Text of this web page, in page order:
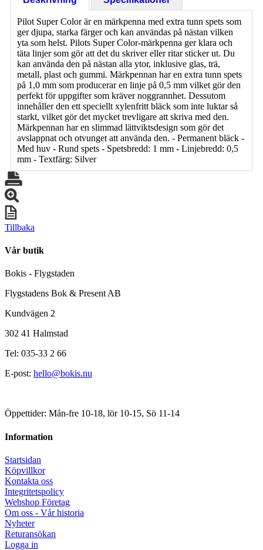
Pilot Super Color är en märkpenna med extra tunn spets som
ger djupa, starka färger och kan användas på nästan vilken
yta som helst. Pilots Super Color-märkpenna ger klara och
täta linjer som gör att det du skriver eller ritar sticker ut. Du
kan använda den på nästan alla ytor, inklusive glas, trä,
metall, plast och gummi. Märkpennan har en extra tunn spets
på 1,0 mm som producerar en linje på 0,5 mm vilket gör den
perfekt för uppgifter som kräver noggrannhet. Dessutom
innehåller den ett speciellt xylenfritt bläck som inte luktar så
starkt, vilket gör det mycket trevligare att skriva med den.
Märkpennan har en slimmad lättviktsdesign som gör det
avslappnat och otvunget att använda den. - Permanent bläck -
Med huv - Rund spets - Spetsbredd: 1 mm - Linjebredd: 0,5
mm - Textfärg: Silver
Tillbaka
Vår butik
Bokis - Flygstaden
Flygstadens Bok & Present AB
Kundvägen 2
302 41 Halmstad
Tel: 035-33 2 66
E-post: hello@bokis.nu
Öppettider: Mån-fre 10-18, lör 10-15, Sö 11-14
Information
Startsidan
Köpvillkor
Kontakta oss
Integritetspolicy
Webshop Företag
Om oss - Vår historia
Nyheter
Returansökan
Logga in